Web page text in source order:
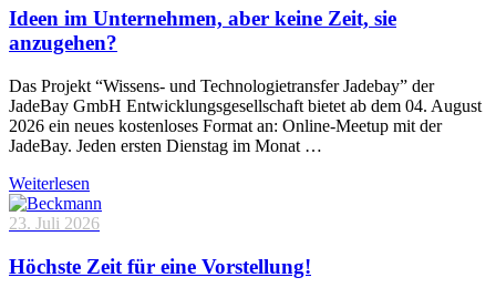
Ideen im Unternehmen, aber keine Zeit, sie
anzugehen?
Das Projekt “Wissens- und Technologietransfer Jadebay” der
JadeBay GmbH Entwicklungsgesellschaft bietet ab dem 04. August
2026 ein neues kostenloses Format an: Online-Meetup mit der
JadeBay. Jeden ersten Dienstag im Monat …
Weiterlesen
23. Juli 2026
Höchste Zeit für eine Vorstellung!